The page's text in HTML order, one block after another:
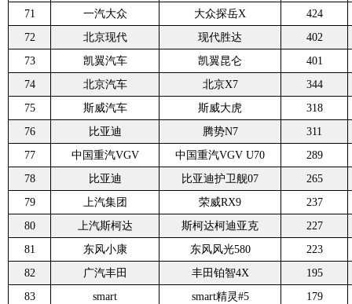
71 一汽大众 大众探岳X
424
72
北京现代 现代胜达
402
73
凯翼汽车 凯翼昆仑
401
74
北京汽车 北京X7
344
75
斯威汽车 斯威大虎
318
76
比亚迪 腾势N7
311
77
中国重汽VGV 中国重汽VGV U70
289
78
比亚迪 比亚迪护卫舰07
265
79
上汽集团 荣威RX9
237
80
上汽斯柯达 斯柯达柯迪亚克
227
81
东风小康 东风风光580
223
82
广汽丰田 丰田铂智4X
195
83
smart smart精灵#5
179